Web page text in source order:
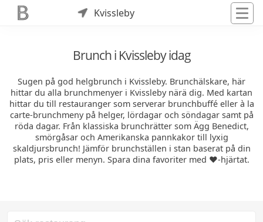
Kvissleby
Brunch i Kvissleby idag
Sugen på god helgbrunch i Kvissleby. Brunchälskare, här
hittar du alla brunchmenyer i Kvissleby närä dig. Med kartan
hittar du till restauranger som serverar brunchbuffé eller à la
carte-brunchmeny på helger, lördagar och söndagar samt på
röda dagar. Från klassiska brunchrätter som Ägg Benedict,
smörgåsar och Amerikanska pannkakor till lyxig
skaldjursbrunch! Jämför brunchställen i stan baserat på din
plats, pris eller menyn. Spara dina favoriter med ❤️-hjärtat.